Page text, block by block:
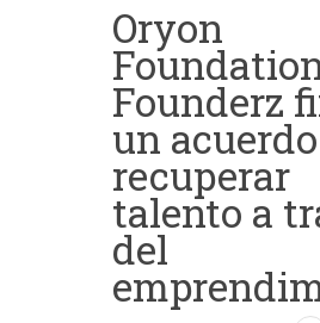
Oryon
Founderz
un
recuperar
talento a
del